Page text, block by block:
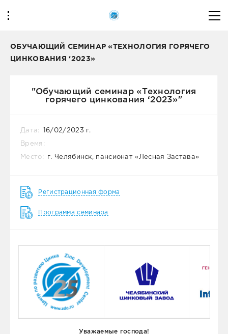
ОБУЧАЮЩИЙ СЕМИНАР «ТЕХНОЛОГИЯ ГОРЯЧЕГО
ЦИНКОВАНИЯ ‘2023»
"Обучающий семинар «Технология
горячего цинкования ‘2023»"
Дата: 16/02/2023 г.
Время:
Место: г. Челябинск, пансионат «Лесная Застава»
Регистрационная форма
Программа семинара
Уважаемые господа!